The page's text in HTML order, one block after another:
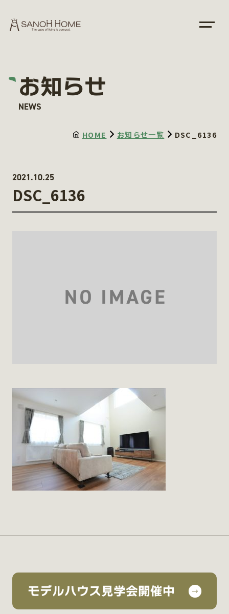
お知らせ
NEWS
HOME お知らせ一覧 DSC_6136
2021.10.25
DSC_6136
モデルハウス見学会開催中